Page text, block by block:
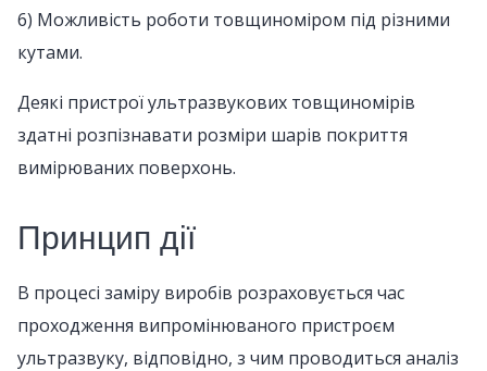
6) Можливість роботи товщиноміром під різними
кутами.
Деякі пристрої ультразвукових товщиномірів
здатні розпізнавати розміри шарів покриття
вимірюваних поверхонь.
Принцип дії
В процесі заміру виробів розраховується час
проходження випромінюваного пристроєм
ультразвуку, відповідно, з чим проводиться аналіз